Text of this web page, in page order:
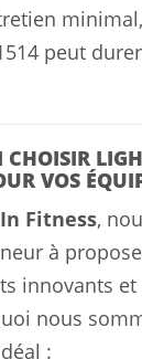
peut
CHOISIR
VOS
Fitness,
à
innovants
nous
: